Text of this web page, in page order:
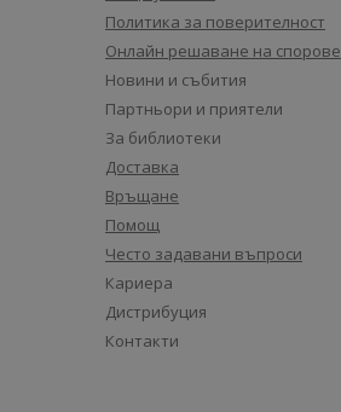
Политика за поверителност
Онлайн решаване на спорове
Новини и събития
Партньори и приятели
За библиотеки
Доставка
Връщане
Помощ
Често задавани въпроси
Кариера
Дистрибуция
Контакти